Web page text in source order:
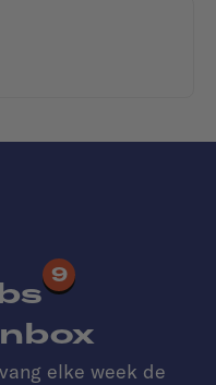
9
elke week de